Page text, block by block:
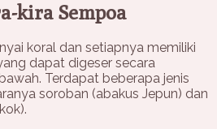
kira Sempoa
koral dan setiapnya memiliki
dapat digeser secara
Terdapat beberapa jenis
soroban (abakus Jepun) dan